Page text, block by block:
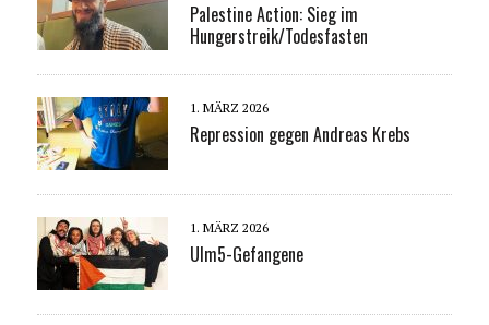
Palestine Action: Sieg im
Hungerstreik/Todesfasten
1. MÄRZ 2026
Repression gegen Andreas Krebs
1. MÄRZ 2026
Ulm5-Gefangene